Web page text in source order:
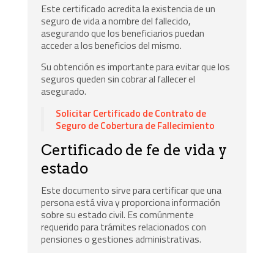
Este certificado acredita la existencia de un
seguro de vida a nombre del fallecido,
asegurando que los beneficiarios puedan
acceder a los beneficios del mismo.
Su obtención es importante para evitar que los
seguros queden sin cobrar al fallecer el
asegurado.
Solicitar Certificado de Contrato de
Seguro de Cobertura de Fallecimiento
Certificado de fe de vida y
estado
Este documento sirve para certificar que una
persona está viva y proporciona información
sobre su estado civil. Es comúnmente
requerido para trámites relacionados con
pensiones o gestiones administrativas.